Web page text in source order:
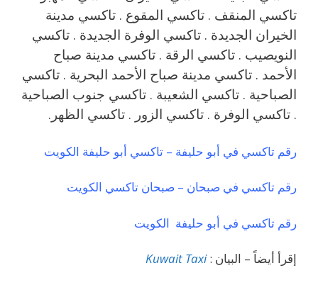
تاكسي المنقف . تاكسي المقوع . تاكسي مدينة
الخيران الجديدة . تاكسي الوفرة الجديدة . تاكسي
النويصيب . تاكسي الرقة . تاكسي مدينة صباح
الأحمد . تاكسي مدينة صباح الأحمد البحرية . تاكسي
الصباحية . تاكسي الشعيبة . تاكسي جنوب الصباحية
. تاكسي الوفرة . تاكسي الزور . تاكسي الظهر.
رقم تاكسي في أبو حليفة – تاكسي أبو حليفة الكويت
رقم تاكسي في صبحان – صبحان تاكسي الكويت
رقم تاكسي في أبو حليفة الكويت
إقرأ أيضاً – البيان :Kuwait Taxi